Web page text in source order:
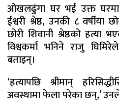
ओखलढुंगा घर भई उक्त घरमा
ईश्वरी श्रेष्ठ, उनकी ८ वर्षीया
छोरी शिवानी श्रेष्ठको हत्या
विश्वकर्मा भनिने राजु
बताइन्।
‘हत्यापछि श्रीमान्
अवस्थामा फेला परेका छन्,’